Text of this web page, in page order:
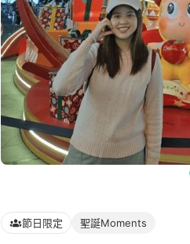
節日限定 聖誕Moments